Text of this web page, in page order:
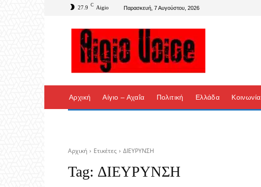
27.9 C Aigio Παρασκευή, 7 Αυγούστου, 2026
Αρχική Αίγιο – Αχαΐα Πολιτική Ελλάδα Κοινωνία
Αρχική Ετικέτες ΔΙΕΥΡΥΝΣΗ
Tag: ΔΙΕΥΡΥΝΣΗ